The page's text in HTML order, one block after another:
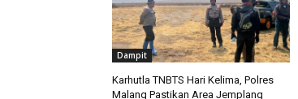
Dampit
Karhutla TNBTS Hari Kelima, Polres
Malang Pastikan Area Jemplang